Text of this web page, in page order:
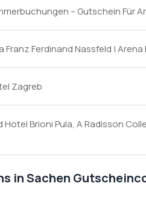
– Gutschein Für
Franz Ferdinand Nassfeld |
Zagreb
Hotel Brioni Pula, A Radisson
in Sachen